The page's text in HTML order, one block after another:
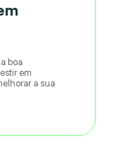
boa
em
a sua